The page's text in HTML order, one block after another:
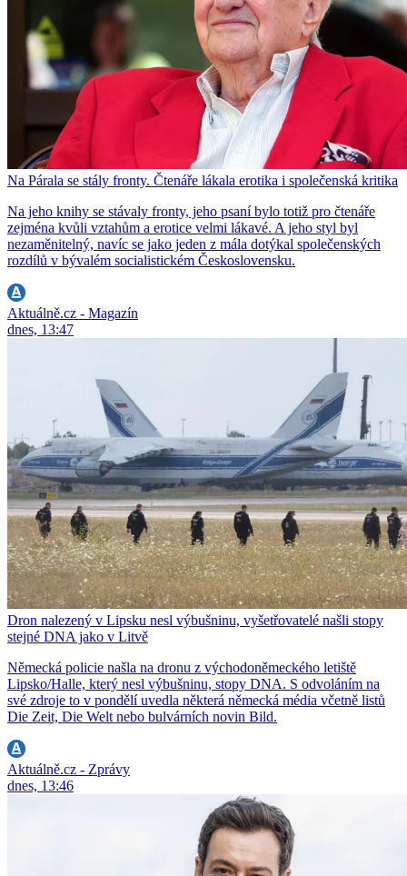
Na Párala se stály fronty. Čtenáře lákala erotika i společenská kritika
Na jeho knihy se stávaly fronty, jeho psaní bylo totiž pro čtenáře
zejména kvůli vztahům a erotice velmi lákavé. A jeho styl byl
nezaměnitelný, navíc se jako jeden z mála dotýkal společenských
rozdílů v bývalém socialistickém Československu.
Aktuálně.cz - Magazín
dnes, 13:47
Dron nalezený v Lipsku nesl výbušninu, vyšetřovatelé našli stopy
stejné DNA jako v Litvě
Německá policie našla na dronu z východoněmeckého letiště
Lipsko/Halle, který nesl výbušninu, stopy DNA. S odvoláním na
své zdroje to v pondělí uvedla některá německá média včetně listů
Die Zeit, Die Welt nebo bulvárních novin Bild.
Aktuálně.cz - Zprávy
dnes, 13:46